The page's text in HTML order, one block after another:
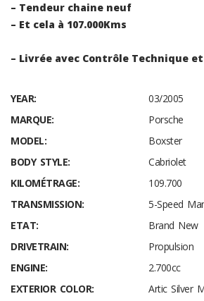
– Tendeur chaine neuf
– Et cela à 107.000Kms
– Livrée avec Contrôle Technique et
YEAR:
03/2005
MARQUE:
Porsche
MODEL:
Boxster
BODY STYLE:
Cabriolet
KILOMÉTRAGE:
109.700
TRANSMISSION:
5-Speed
ETAT:
Brand New
DRIVETRAIN:
Propulsion
ENGINE:
2.700cc
EXTERIOR COLOR:
Artic Silver